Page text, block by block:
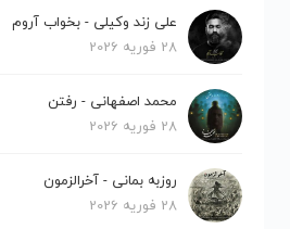
علی زند وکیلی - بخواب آروم
28 فوریه 2026
محمد اصفهانی - رفتن
28 فوریه 2026
روزبه بمانی - آخرالزمون
28 فوریه 2026